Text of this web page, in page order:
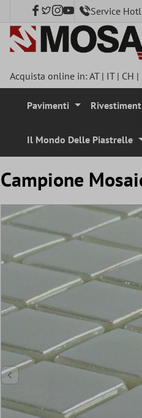
principale Service
Acquista online in:AT| IT| CH |
Pavimenti
Il Mondo Delle Piastrelle
Campione